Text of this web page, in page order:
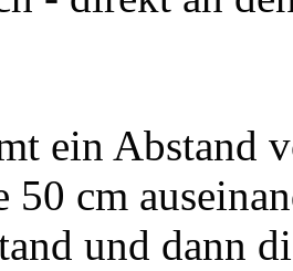
ein Abstand
50 cm
und dann